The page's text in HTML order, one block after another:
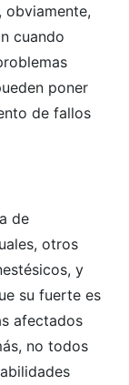
obviamente,
cuando
poner
de fallos
de
otros
y
su fuerte es
afectados
no todos